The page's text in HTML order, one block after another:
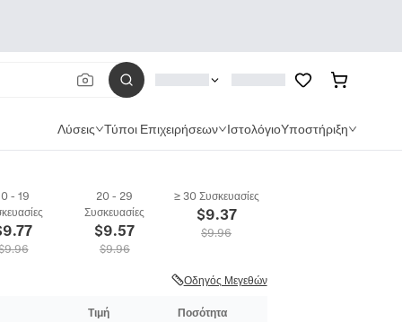
Λύσεις Τύποι Επιχειρήσεων ΙστολόγιοΥποστήριξη
- 19
9.77
9.96
20 - 29
Συσκευασίες
$9.57
$9.96
≥ 30 Συσκευασίες
$9.37
$9.96
Οδηγός Μεγεθών
Τιμή Ποσότητα